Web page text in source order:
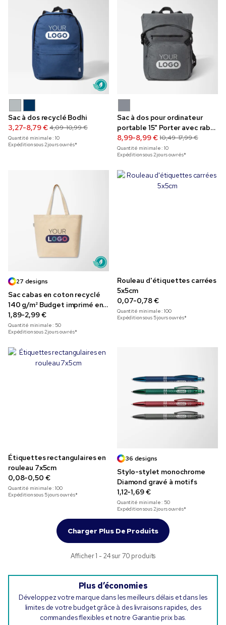
Sac à dos recyclé Bodhi
3,27-8,79 € 4,09-10,99 €
Quantité minimale :10
Expédition sous 2 jours ouvrés*
Sac à dos pour ordinateur
portable 15" Porter avec rabat
enroulable
8,99-8,99 € 10,49-17,99 €
Quantité minimale :10
Expédition sous 2 jours ouvrés*
27 designs
Sac cabas en coton recyclé
140 g/m² Budget imprimé en
couleur
1,89-2,99 €
Quantité minimale : 50
Expédition sous 2 jours ouvrés*
Rouleau d'étiquettes carrées
5x5cm
0,07-0,78 €
Quantité minimale :100
Expédition sous 5 jours ouvrés*
Étiquettes rectangulaires en
rouleau 7x5cm
0,08-0,50 €
Quantité minimale :100
Expédition sous 5 jours ouvrés*
36 designs
Stylo-stylet monochrome
Diamond gravé à motifs
1,12-1,69 €
Quantité minimale : 50
Expédition sous 2 jours ouvrés*
Charger Plus De Produits
Afficher 1 - 24 sur 70 produits
Plus d’économies
Développez votre marque dans les meilleurs délais et dans les
limites de votre budget grâce à des livraisons rapides, des
commandes flexibles et notre Garantie prix bas.